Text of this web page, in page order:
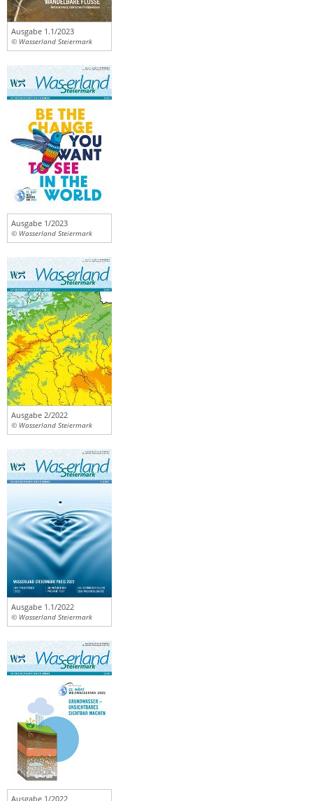
Ausgabe 1.1/2023
© Wasserland Steiermark
Ausgabe 1/2023
© Wasserland Steiermark
Ausgabe 2/2022
© Wasserland Steiermark
Ausgabe 1.1/2022
© Wasserland Steiermark
Ausgabe 1/2022